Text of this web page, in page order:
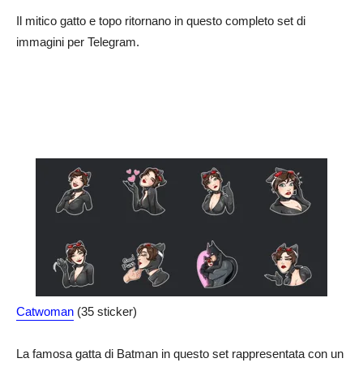
Il mitico gatto e topo ritornano in questo completo set di
immagini per Telegram.
Catwoman (35 sticker)
La famosa gatta di Batman in questo set rappresentata con un